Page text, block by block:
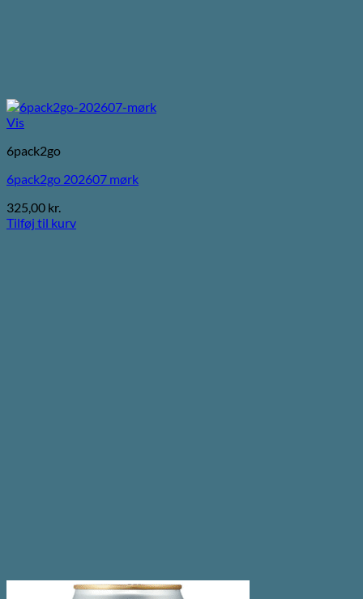
Vis
6pack2go
6pack2go 202607 mørk
325,00 kr.
Tilføj til kurv